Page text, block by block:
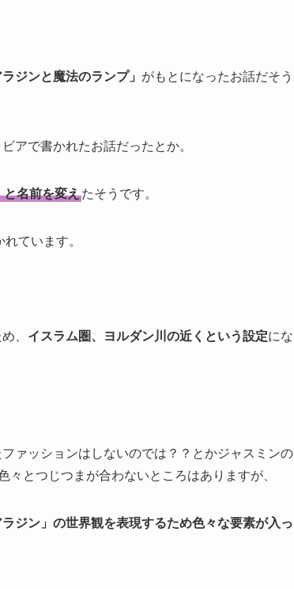
ラジンと魔法のランプ」 がもとになったお話だそう
アで書かれたお話だったとか。
と名前を変えたそうです。
れています。
、 イスラム圏、ヨルダン川の近くという設定にな
ァッションはしないのでは？？とかジャスミンの
とつじつまが合わないところはありますが、
ジン」の世界観を表現するため色々な要素が入っ